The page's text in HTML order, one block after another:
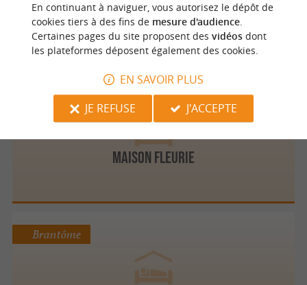
Villa Medicis
Maison Fleurie
Brantôme
Brantôme
En continuant à naviguer, vous autorisez le dépôt de
cookies tiers à des fins de mesure d'audience.
Certaines pages du site proposent des vidéosdont
les plateformes déposent également des cookies.
EN SAVOIR PLUS
JE REFUSE
J'ACCEPTE